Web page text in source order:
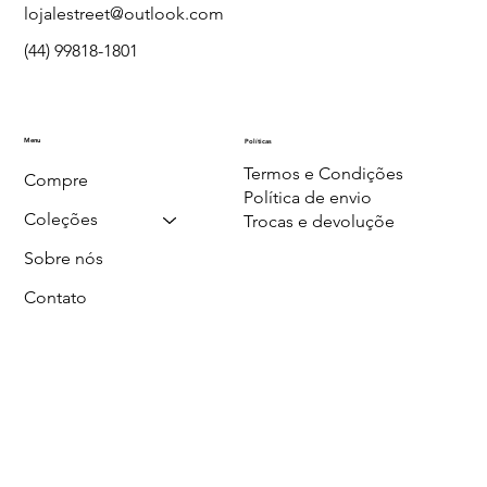
lojalestreet@outlook.com
(44) 99818-1801
Menu
Compre
Coleções
Sobre nós
Contato
Políticas
Termos e Condições
Política de envio
Trocas e devoluçõe